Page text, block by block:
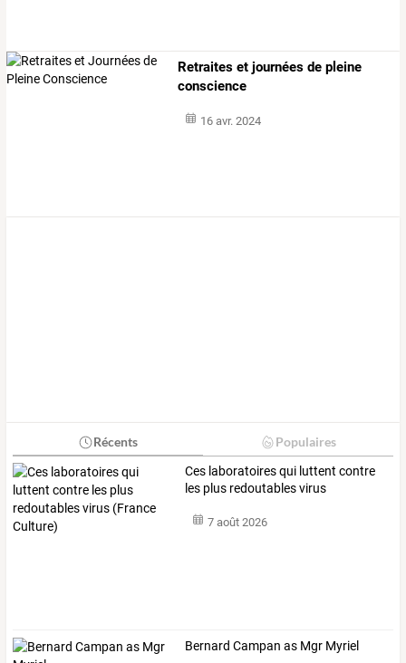
Retraites et journées de pleine
conscience
16 avr. 2024
Récents Populaires
Ces laboratoiresqui luttent contre
les plus redoutablesvirus
7 août 2026
Bernard Campan as Mgr Myriel